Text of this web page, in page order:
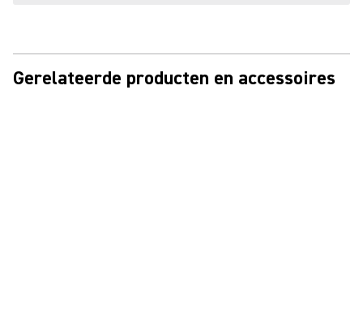
Gerelateerde producten en accessoires